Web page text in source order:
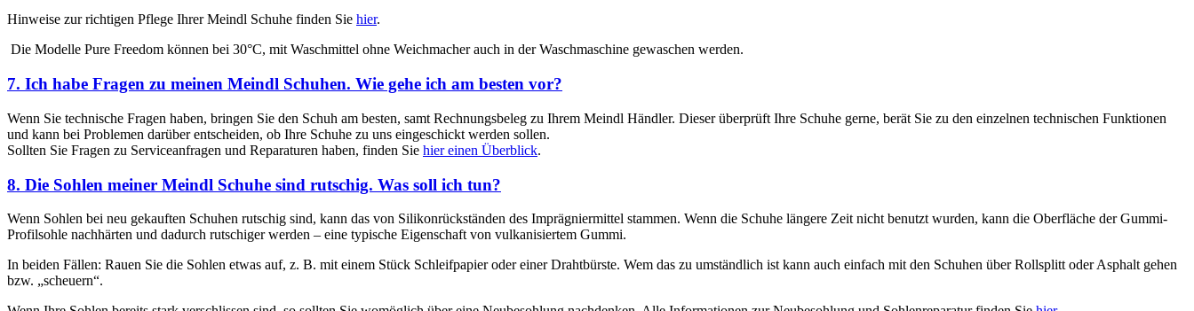
Hinweise zur richtigen Pflege Ihrer Meindl Schuhe finden Sie hier.
Die Modelle Pure Freedom können bei 30°C, mit Waschmittel ohne Weichmacher auch in der Waschmaschine gewaschen werden.
7. Ich habe Fragen zu meinen Meindl Schuhen. Wie gehe ich am besten vor?
Wenn Sie technische Fragen haben, bringen Sie den Schuh am besten, samt Rechnungsbeleg zu Ihrem Meindl Händler. Dieser überprüft Ihre Schuhe gerne, berät Sie zu den einzelnen technischen Funktionen
und kann bei Problemen darüber entscheiden, ob Ihre Schuhe zu uns eingeschickt werden sollen.
Sollten Sie Fragen zu Serviceanfragen und Reparaturen haben, finden Sie hier einen Überblick.
8. Die Sohlen meiner Meindl Schuhe sind rutschig. Was soll ich tun?
Wenn Sohlen bei neu gekauften Schuhen rutschig sind, kann das von Silikonrückständen des Imprägniermittel stammen. Wenn die Schuhe längere Zeit nicht benutzt wurden, kann die Oberfläche der Gummi-
Profilsohle nachhärten und dadurch rutschiger werden – eine typische Eigenschaft von vulkanisiertem Gummi.
In beiden Fällen: Rauen Sie die Sohlen etwas auf, z. B. mit einem Stück Schleifpapier oder einer Drahtbürste. Wem das zu umständlich ist kann auch einfach mit den Schuhen über Rollsplitt oder Asphalt gehen
bzw. „scheuern“.